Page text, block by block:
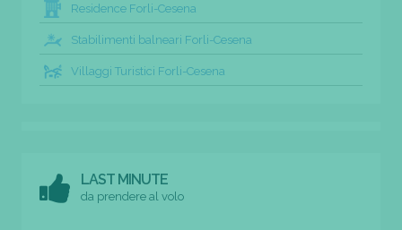
Residence Forli-Cesena
Stabilimenti balneari Forli-Cesena
Villaggi Turistici Forli-Cesena
LAST MINUTE
da prendere al volo